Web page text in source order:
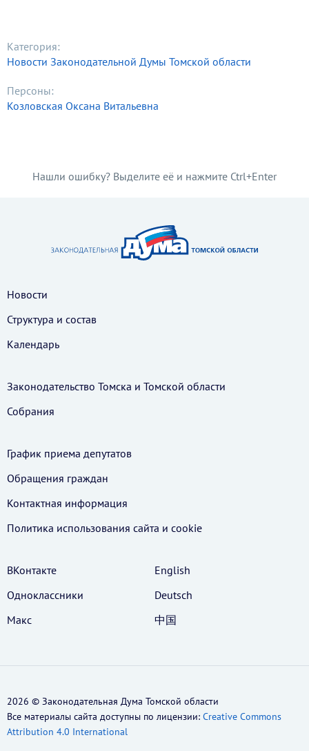
Категория:
Новости Законодательной Думы Томской области
Персоны:
Козловская Оксана Витальевна
Нашли ошибку? Выделите её и нажмите Ctrl+Enter
Новости
Структура и состав
Календарь
Законодательство Томска и Томской области
Собрания
График приема депутатов
Обращения граждан
Контактная информация
Политика использования cайта и cookie
ВКонтакте
Одноклассники
Макс
English
Deutsch
中国
2026 © Законодательная Дума Томской области
Все материалы сайта доступны по лицензии: Creative Commons
Attribution 4.0 International